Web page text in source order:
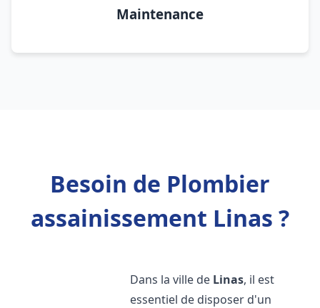
Maintenance
Besoin de Plombier
assainissement Linas ?
Dans la ville de Linas, il est
essentiel de disposer d'un